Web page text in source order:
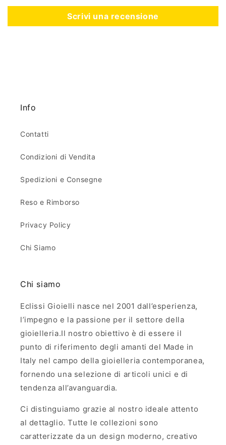
Scrivi una recensione
Info
Contatti
Condizioni di Vendita
Spedizioni e Consegne
Reso e Rimborso
Privacy Policy
Chi Siamo
Chi siamo
Eclissi Gioielli nasce nel 2001 dall’esperienza,
l’impegno e la passione per il settore della
gioielleria.Il nostro obiettivo è di essere il
punto di riferimento degli amanti del Made in
Italy nel campo della gioielleria contemporanea,
fornendo una selezione di articoli unici e di
tendenza all’avanguardia.
Ci distinguiamo grazie al nostro ideale attento
al dettaglio. Tutte le collezioni sono
caratterizzate da un design moderno, creativo